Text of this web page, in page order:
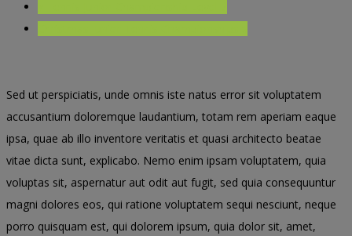
Sed ut perspiciatis, unde omnis iste natus error sit voluptatem
accusantium doloremque laudantium, totam rem aperiam eaque
ipsa, quae ab illo inventore veritatis et quasi architecto beatae
vitae dicta sunt, explicabo. Nemo enim ipsam voluptatem, quia
voluptas sit, aspernatur aut odit aut fugit, sed quia consequuntur
magni dolores eos, qui ratione voluptatem sequi nesciunt, neque
porro quisquam est, qui dolorem ipsum, quia dolor sit, amet,